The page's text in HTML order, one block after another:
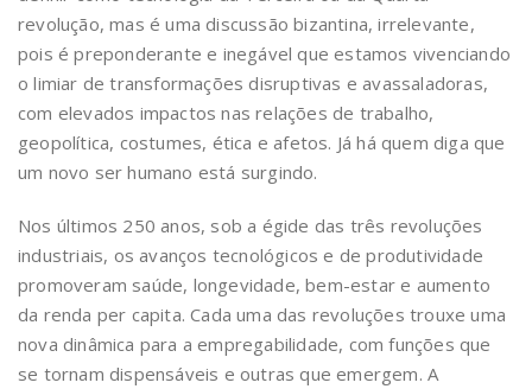
revolução, mas é uma discussão bizantina, irrelevante,
pois é preponderante e inegável que estamos vivenciando
o limiar de transformações disruptivas e avassaladoras,
com elevados impactos nas relações de trabalho,
geopolítica, costumes, ética e afetos. Já há quem diga que
um novo ser humano está surgindo.
Nos últimos 250 anos, sob a égide das três revoluções
industriais, os avanços tecnológicos e de produtividade
promoveram saúde, longevidade, bem-estar e aumento
da renda per capita. Cada uma das revoluções trouxe uma
nova dinâmica para a empregabilidade, com funções que
se tornam dispensáveis e outras que emergem. A